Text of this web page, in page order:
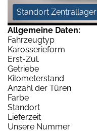
Standort Zentrallager
Allgemeine Daten:
Fahrzeugtyp
Karosserieform
Erst-Zul.
Getriebe
Kilometerstand
Anzahl der Türen
Farbe
Standort
Lieferzeit
Unsere Nummer